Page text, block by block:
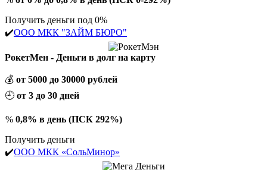
Получить деньги под 0%
✔️ООО МКК "ЗАЙМ БЮРО"
РокетМен - Деньги в долг на карту
💰 от 5000 до 30000 рублей
🕘 от 3 до 30 дней
% 0,8% в день (ПСК 292%)
Получить деньги
✔️ООО МКК «СольМинор»